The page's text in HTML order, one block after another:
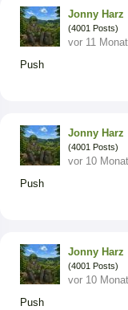
Jonny Harz
(4001 Posts)
vor 11
Push
Jonny Harz
(4001 Posts)
vor 10
Push
Jonny Harz
(4001 Posts)
vor 10
Push